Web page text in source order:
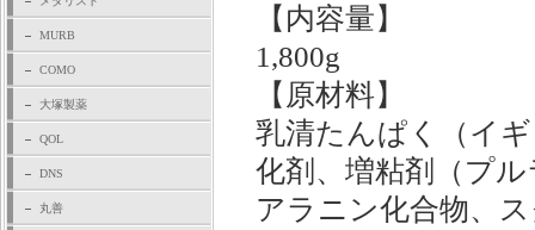
MURB
COMO
大塚製薬
QOL
DNS
丸善
【内容量】
1,800g
【原材料】
乳清たんぱく（イ
化剤、増粘剤（プ
アラニン化合物、